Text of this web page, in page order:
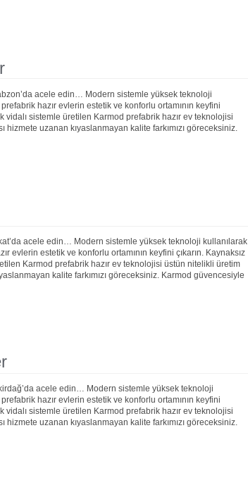
acele edin… Modern sistemle yüksek teknoloji
hazır evlerin estetik ve konforlu ortamının keyfini
vidalı sistemle üretilen Karmod prefabrik hazır ev teknolojisi
hizmete uzanan kıyaslanmayan kalite farkımızı göreceksiniz.
acele edin… Modern sistemle yüksek teknoloji kullanılarak
evlerin estetik ve konforlu ortamının keyfini çıkarın. Kaynaksız
Karmod prefabrik hazır ev teknolojisi üstün nitelikli üretim
kalite farkımızı göreceksiniz. Karmod güvencesiyle
acele edin… Modern sistemle yüksek teknoloji
hazır evlerin estetik ve konforlu ortamının keyfini
vidalı sistemle üretilen Karmod prefabrik hazır ev teknolojisi
hizmete uzanan kıyaslanmayan kalite farkımızı göreceksiniz.